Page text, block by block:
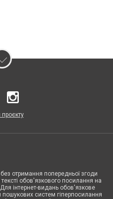
проєкту
отримання попередньої згоди
обов'язкового посилання на
інтернет-видань обов'язкове
систем гіперпосилання